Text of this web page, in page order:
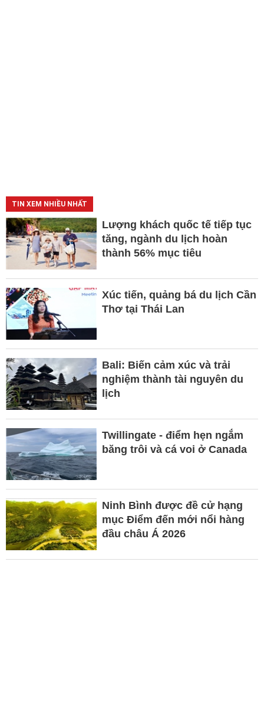
TIN XEM NHIỀU NHẤT
Lượng khách quốc tế tiếp tục
tăng, ngành du lịch hoàn
thành 56% mục tiêu
Xúc tiến, quảng bá du lịch Cần
Thơ tại Thái Lan
Bali: Biến cảm xúc và trải
nghiệm thành tài nguyên du
lịch
Twillingate - điểm hẹn ngắm
băng trôi và cá voi ở Canada
Ninh Bình được đề cử hạng
mục Điểm đến mới nổi hàng
đầu châu Á 2026